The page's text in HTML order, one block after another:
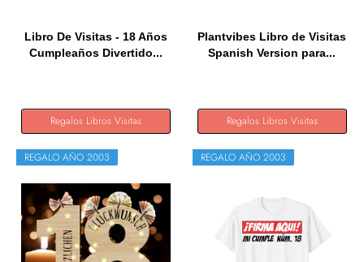
Libro De Visitas - 18 Años
Cumpleaños Divertido...
Regalos Libros Visitas
Plantvibes Libro de Visitas
Spanish Version para...
Regalos Libros Visitas
REGALO AÑO 2003 REGALO AÑO 2003